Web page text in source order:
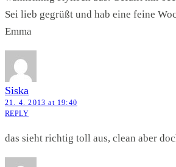
Sei lieb gegrüßt und hab eine feine
Emma
Siska
21. 4. 2013 at 19:40
REPLY
das sieht richtig toll aus, clean aber